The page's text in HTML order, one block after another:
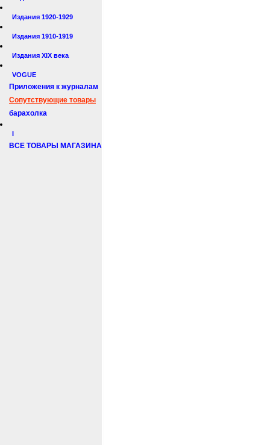
Издания 1920-1929
Издания 1910-1919
Издания XIX века
VOGUE
Приложения к журналам
Сопутствующие товары
барахолка
I
ВСЕ ТОВАРЫ МАГАЗИНА